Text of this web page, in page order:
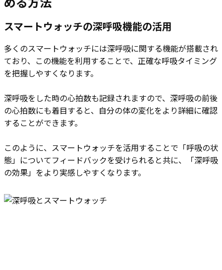
スマートウォッチの深呼吸機能の活用
多くのスマートウォッチには深呼吸に関する機能が搭載され
ており、この機能を利用することで、正確な呼吸タイミング
を把握しやすくなります。
深呼吸をした時の心拍数も記録されますので、深呼吸の前後
の心拍数にも着目すると、自分の体の変化をより詳細に確認
することができます。
このように、スマートウォッチを活用することで「呼吸の状
態」についてフィードバックを受けられると共に、「深呼吸
の効果」をより実感しやすくなります。